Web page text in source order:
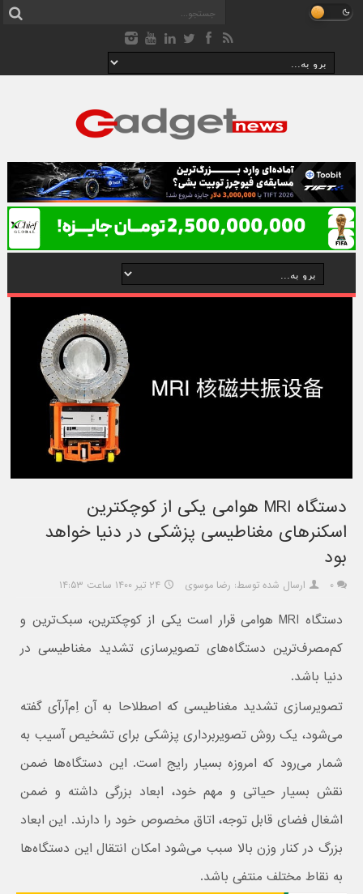
دستگاه MRI هوامی یکی از کوچکترین
اسکنرهای مغناطیسی پزشکی در دنیا خواهد
بود
۰ ارسال شده توسط: رضا موسوی ۲۴ تیر ۱۴۰۰ ساعت ۱۴:۵۳
دستگاه MRI هوامی قرار است یکی از کوچکترین، سبک‌ترین و
کم‌مصرف‌ترین دستگاه‌های تصویرسازی تشدید مغناطیسی در
دنیا باشد.
تصویرسازی تشدید مغناطیسی که اصطلاحا به آن اِم‌آر‌آی گفته
می‌شود، یک روش تصویربرداری پزشکی برای تشخیص آسیب به
شمار می‌رود که امروزه بسیار رایج است. این دستگاه‌ها ضمن
نقش بسیار حیاتی و مهم خود، ابعاد بزرگی داشته و ضمن
اشغال فضای قابل توجه، اتاق مخصوص خود را دارند. این ابعاد
بزرگ در کنار وزن بالا سبب می‌شود امکان انتقال این دستگاه‌ها
به نقاط مختلف منتفی باشد.